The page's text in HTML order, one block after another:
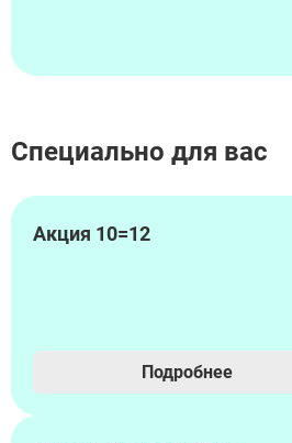
Специально для вас
Акция 10=12
Подробнее